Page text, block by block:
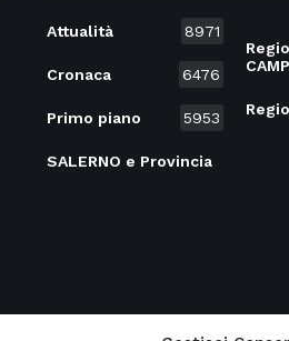
Attualità 8971
Cronaca 6476
Primo piano 5953
SALERNO e Provincia